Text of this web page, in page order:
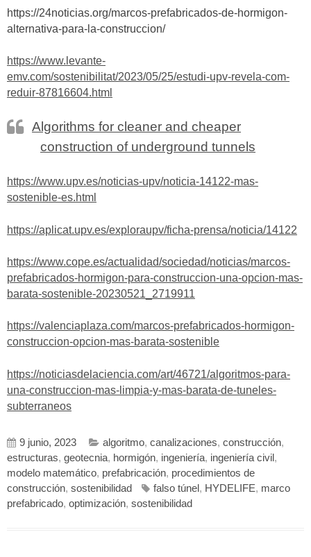
https://24noticias.org/marcos-prefabricados-de-hormigon-
alternativa-para-la-construccion/
https://www.levante-
emv.com/sostenibilitat/2023/05/25/estudi-upv-revela-com-
reduir-87816604.html
Algorithms for cleaner and cheaper
construction of underground tunnels
https://www.upv.es/noticias-upv/noticia-14122-mas-
sostenible-es.html
https://aplicat.upv.es/exploraupv/ficha-prensa/noticia/14122
https://www.cope.es/actualidad/sociedad/noticias/marcos-
prefabricados-hormigon-para-construccion-una-opcion-mas-
barata-sostenible-20230521_2719911
https://valenciaplaza.com/marcos-prefabricados-hormigon-
construccion-opcion-mas-barata-sostenible
https://noticiasdelaciencia.com/art/46721/algoritmos-para-
una-construccion-mas-limpia-y-mas-barata-de-tuneles-
subterraneos
9 junio, 2023 algoritmo, canalizaciones, construcción,
estructuras, geotecnia, hormigón, ingeniería, ingeniería civil ,
modelo matemático, prefabricación, procedimientos de
construcción, sostenibilidad falso túnel , HYDELIFE, marco
prefabricado, optimización, sostenibilidad